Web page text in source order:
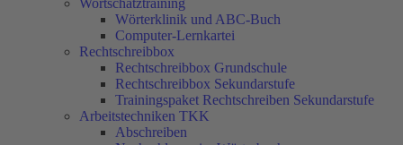
Wortschatztraining
Wörterklinik und ABC-Buch
Computer-Lernkartei
Rechtschreibbox
Rechtschreibbox Grundschule
Rechtschreibbox Sekundarstufe
Trainingspaket Rechtschreiben Sekundarstufe
Arbeitstechniken TKK
Abschreiben